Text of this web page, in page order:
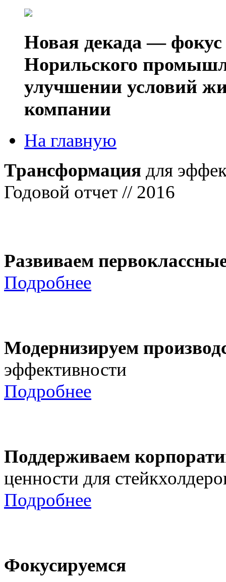
Новая декада — фокус
Норильского
улучшении условий
компании
На главную
Трансформация для
Годовой отчет // 2016
Развиваем
Подробнее
Модернизируем
эффективности
Подробнее
Поддерживаем
ценности для
Подробнее
Фокусируемся